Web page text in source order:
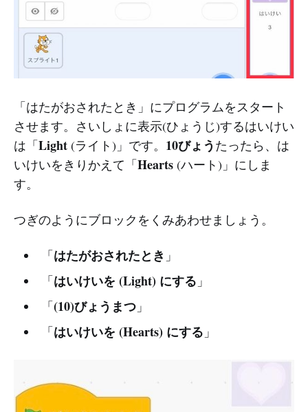
「はたがおされたとき」にプログラムをスタート
させます。さいしょに表示(ひょうじ)するはいけい
は「Light (ライト)」です。 10びょう たったら、は
いけいをきりかえて「Hearts (ハート)」にしま
す。
つぎのようにブロックをくみあわせましょう。
「はたがおされたとき 」
「はいけいを (Light) にする 」
「(10)びょうまつ」
「はいけいを (Hearts) にする 」